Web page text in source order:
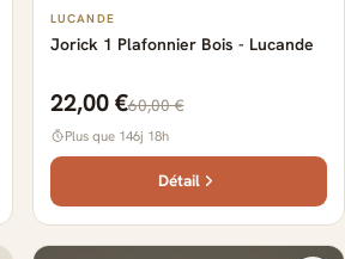
LUCANDE
Jorick 1 Plafonnier Bois - Lucande
22,00 €60,00 €
Plus que 146j 18h
Détail